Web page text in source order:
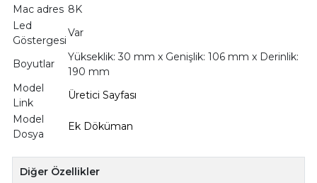
Mac adres 8K
Led
Göstergesi
Var
Boyutlar
Yükseklik: 30 mm x Genişlik: 106 mm x Derinlik:
190 mm
Model
Link
Üretici Sayfası
Model
Dosya
Ek Döküman
Diğer Özellikler